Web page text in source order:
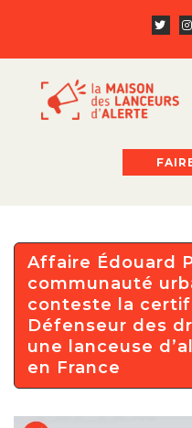
Affaire Édouard
communauté
conteste la
Défenseur des
une lanceuse
en France